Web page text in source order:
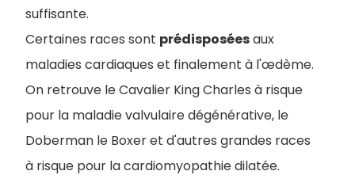
suffisante.
Certaines races sont prédisposéesaux
maladies cardiaques et finalement à l'œdème.
On retrouve le Cavalier King Charles à risque
pour la maladie valvulaire dégénérative, le
Doberman le Boxer et d'autres grandes races
à risque pour la cardiomyopathie dilatée.